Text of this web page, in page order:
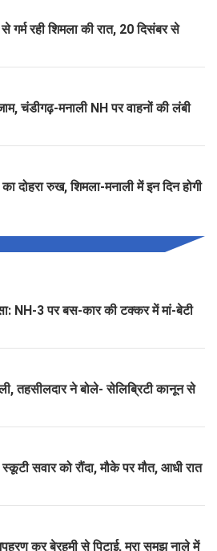
गर्म रही शिमला की रात, 20 दिसंबर से
चंडीगढ़-मनाली NH पर वाहनों की लंबी
दोहरा रुख, शिमला-मनाली में इन दिन होगी
NH-3 पर बस-कार की टक्कर में मां-बेटी
तहसीलदार ने बोले- सेलिब्रिटी कानून से
सवार को रौंदा, मौके पर मौत, आधी रात
कर बेरहमी से पिटाई, मरा समझ नाले में